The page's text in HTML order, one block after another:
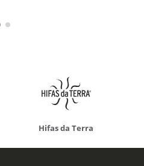
Hifas da Terra